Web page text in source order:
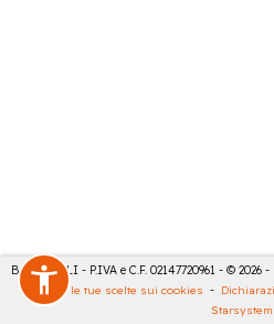
BARTESELLI - P.IVA e C.F. 02147720961 - © 2026 -
Rivedi le tue scelte sui cookies -